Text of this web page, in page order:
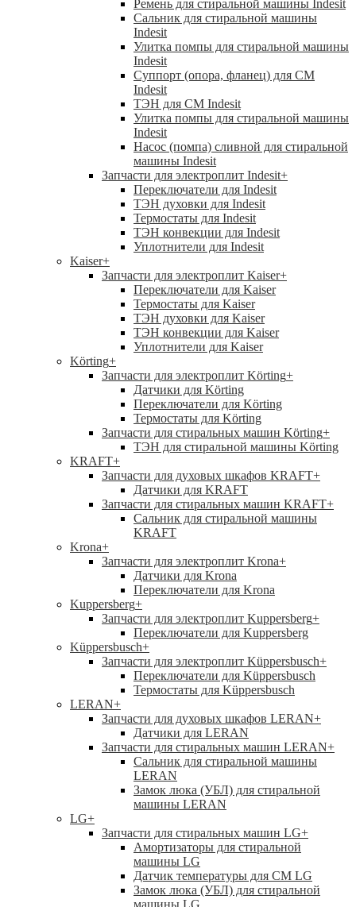
Ремень для стиральной машины Indesit
Сальник для стиральной машины
Indesit
Улитка помпы для стиральной машины
Indesit
Суппорт (опора, фланец) для СМ
Indesit
ТЭН для СМ Indesit
Улитка помпы для стиральной машины
Indesit
Насос (помпа) сливной для стиральной
машины Indesit
Запчасти для электроплит Indesit+
Переключатели для Indesit
ТЭН духовки для Indesit
Термостаты для Indesit
ТЭН конвекции для Indesit
Уплотнители для Indesit
Kaiser+
Запчасти для электроплит Kaiser+
Переключатели для Kaiser
Термостаты для Kaiser
ТЭН духовки для Kaiser
ТЭН конвекции для Kaiser
Уплотнители для Kaiser
Körting+
Запчасти для электроплит Körting+
Датчики для Körting
Переключатели для Körting
Термостаты для Körting
Запчасти для стиральных машин Körting+
ТЭН для стиральной машины Körting
KRAFT+
Запчасти для духовых шкафов KRAFT+
Датчики для KRAFT
Запчасти для стиральных машин KRAFT+
Сальник для стиральной машины
KRAFT
Krona+
Запчасти для электроплит Krona+
Датчики для Krona
Переключатели для Krona
Kuppersberg+
Запчасти для электроплит Kuppersberg+
Переключатели для Kuppersberg
Küppersbusch+
Запчасти для электроплит Küppersbusch+
Переключатели для Küppersbusch
Термостаты для Küppersbusch
LERAN+
Запчасти для духовых шкафов LERAN+
Датчики для LERAN
Запчасти для стиральных машин LERAN+
Сальник для стиральной машины
LERAN
Замок люка (УБЛ) для стиральной
машины LERAN
LG+
Запчасти для стиральных машин LG+
Амортизаторы для стиральной
машины LG
Датчик температуры для СМ LG
Замок люка (УБЛ) для стиральной
машины LG